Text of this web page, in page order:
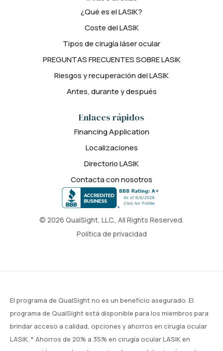
© 2026 QualSight, LLC., All Rights Reserved.
Política de privacidad
¿Qué es el LASIK?
Coste del LASIK
Tipos de cirugía láser ocular
PREGUNTAS FRECUENTES SOBRE LASIK
Riesgos y recuperación del LASIK
Antes, durante y después
Enlaces rápidos
Financing Application
Localizaciones
Directorio LASIK
Contacta con nosotros
El programa de QualSight no es un beneficio asegurado. El
programa de QualSight está disponible para los miembros para
brindar acceso a calidad, opciones y ahorros en cirugía ocular
LASIK. * Ahorros de 20% a 35% en cirugía ocular LASIK en